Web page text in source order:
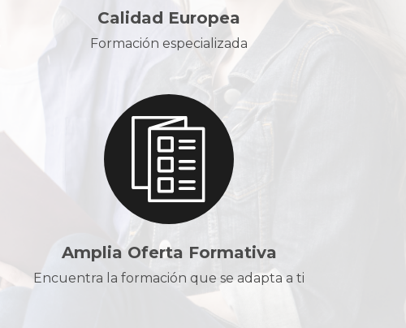
Calidad Europea
Formación especializada
Amplia Oferta Formativa
Encuentra la formación que se adapta a ti